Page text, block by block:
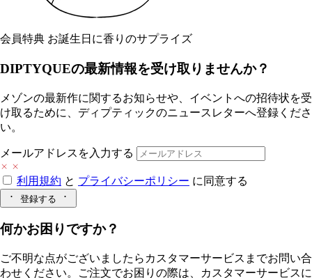
会員特典 お誕生日に香りのサプライズ
DIPTYQUEの最新情報を受け取りませんか？
メゾンの最新作に関するお知らせや、イベントへの招待状を受
け取るために、ディプティックのニュースレターへ登録くださ
い。
メールアドレスを入力する
利用規約 と プライバシーポリシー に同意する
登録する
何かお困りですか？
ご不明な点がございましたらカスタマーサービスまでお問い合
わせください。ご注文でお困りの際は、カスタマーサービスに